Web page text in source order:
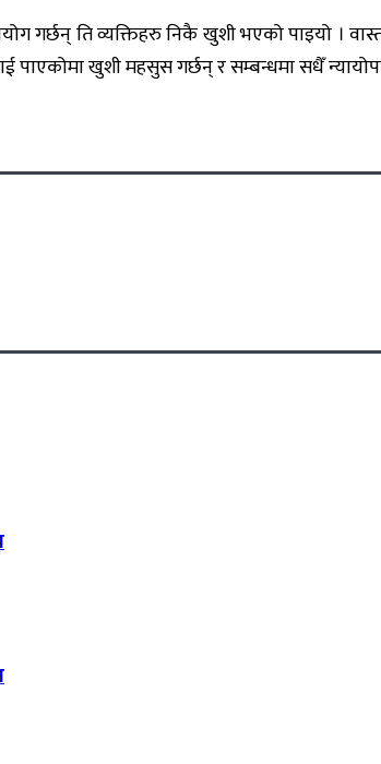
गर्छन् ति व्यक्तिहरु निकै खुशी भएको पाइयो ।
पाएकोमा खुशी महसुस गर्छन् र सम्बन्धमा सधैँ